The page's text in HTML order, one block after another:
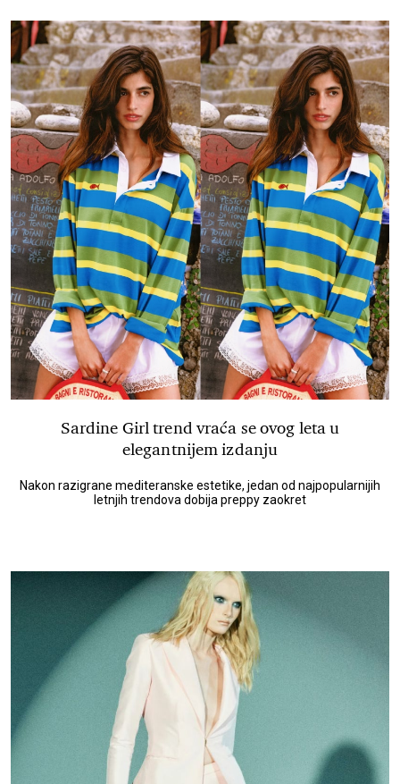
Sardine Girl trend vraća se ovog leta u
elegantnijem izdanju
Nakon razigrane mediteranske estetike, jedan od najpopularnijih
letnjih trendova dobija preppy zaokret